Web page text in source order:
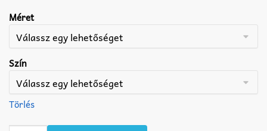
Méret
Szín
Törlés